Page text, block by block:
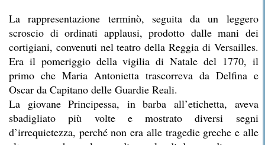
La rappresentazione terminò, seguita da un leggero
scroscio di ordinati applausi, prodotto dalle mani dei
cortigiani, convenuti nel teatro della Reggia di Versailles.
Era il pomeriggio della vigilia di Natale del 1770, il
primo che Maria Antonietta trascorreva da Delfina e
Oscar da Capitano delle Guardie Reali.
La giovane Principessa, in barba all’etichetta, aveva
sbadigliato più volte e mostrato diversi segni
d’irrequietezza, perché non era alle tragedie greche e alle